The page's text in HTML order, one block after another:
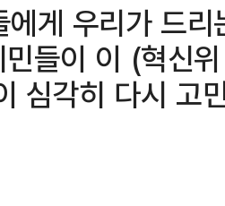
게 우리가 드
민들이 이 (혁신
심각히 다시 고